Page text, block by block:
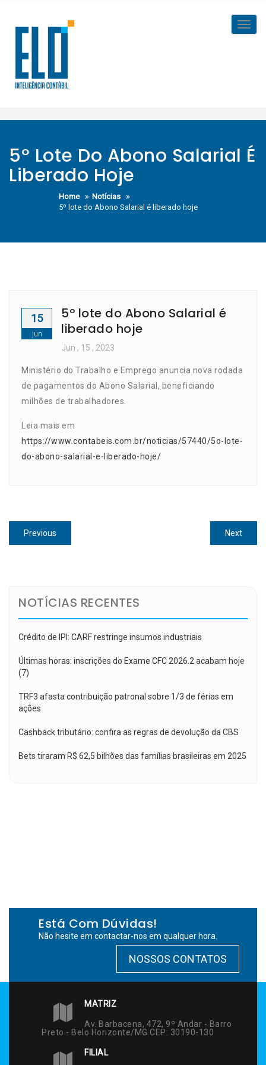
content
5º Lote Do Abono Salarial É
Liberado Hoje
Home
Notícias
5º lote do Abono Salarial é liberado hoje
15
jun
5º lote do Abono Salarial é
liberado hoje
Jun , 15 , 2023
Ministério do Trabalho e Emprego anuncia nova rodada
de pagamentos do Abono Salarial, beneficiando
milhões de trabalhadores.
Leia mais em
https://www.contabeis.com.br/noticias/57440/5o-lote-
do-abono-salarial-e-liberado-hoje/
Navegação
de
Previous
post:
NextNext
post:
NOTÍCIAS RECENTES
Crédito de IPI: CARF restringe insumos industriais
Últimas horas: inscrições do Exame CFC 2026.2 acabam hoje
(7)
TRF3 afasta contribuição patronal sobre 1/3 de férias em
ações
Cashback tributário: confira as regras de devolução da CBS
Bets tiraram R$ 62,5 bilhões das famílias brasileiras em 2025
Está Com Dúvidas!
Não hesite em contactar-nos em qualquer hora.
NOSSOS CONTATOS
MATRIZ
Av. Barbacena, 472, 9º Andar - Barro
Preto - Belo Horizonte/MG CEP: 30190-130
FILIAL